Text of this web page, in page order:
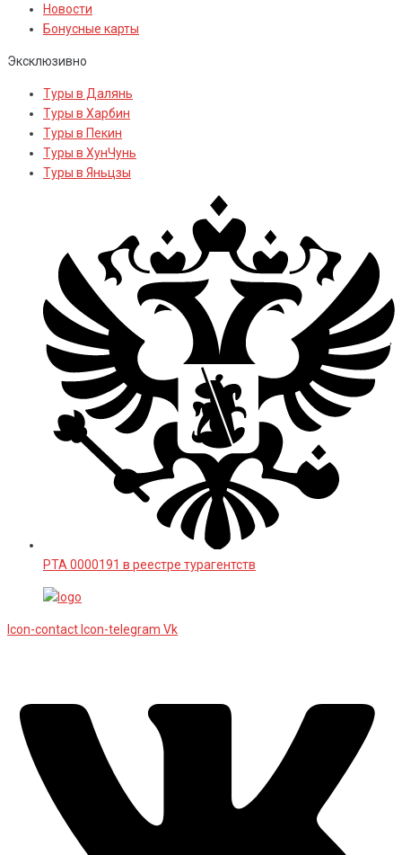
Новости
Бонусные карты
Эксклюзивно
Туры в Далянь
Туры в Харбин
Туры в Пекин
Туры в ХунЧунь
Туры в Яньцзы
РТА 0000191 в реестре турагентств
Icon-contact Icon-telegram Vk